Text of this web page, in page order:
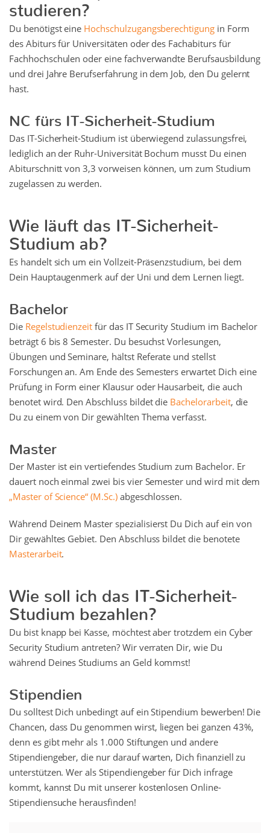
studieren?
Du benötigst eine Hochschulzugangsberechtigungin Form
des Abiturs für Universitäten oder des Fachabiturs für
Fachhochschulen oder eine fachverwandte Berufsausbildung
und drei Jahre Berufserfahrung in dem Job, den Du gelernt
hast.
NC fürs IT-Sicherheit-Studium
Das IT-Sicherheit-Studium ist überwiegend zulassungsfrei,
lediglich an der Ruhr-Universität Bochum musst Du einen
Abiturschnitt von 3,3 vorweisen können, um zum Studium
zugelassen zu werden.
Wie läuft das IT-Sicherheit-
Studium ab?
Es handelt sich um ein Vollzeit-Präsenzstudium, bei dem
Dein Hauptaugenmerk auf der Uni und dem Lernen liegt.
Bachelor
Die Regelstudienzeit für das IT Security Studium im Bachelor
beträgt 6 bis 8 Semester. Du besuchst Vorlesungen,
Übungen und Seminare, hältst Referate und stellst
Forschungen an. Am Ende des Semesters erwartet Dich eine
Prüfung in Form einer Klausur oder Hausarbeit, die auch
benotet wird. Den Abschluss bildet die Bachelorarbeit, die
Du zu einem von Dir gewählten Thema verfasst.
Master
Der Master ist ein vertiefendes Studium zum Bachelor. Er
dauert noch einmal zwei bis vier Semester und wird mit dem
„Master of Science“ (M.Sc.)abgeschlossen.
Während Deinem Master spezialisierst Du Dich auf ein von
Dir gewähltes Gebiet. Den Abschluss bildet die benotete
Masterarbeit.
Wie soll ich das IT-Sicherheit-
Studium bezahlen?
Du bist knapp bei Kasse, möchtest aber trotzdem ein Cyber
Security Studium antreten? Wir verraten Dir, wie Du
während Deines Studiums an Geld kommst!
Stipendien
Du solltest Dich unbedingt auf ein Stipendium bewerben! Die
Chancen, dass Du genommen wirst, liegen bei ganzen 43%,
denn es gibt mehr als 1.000 Stiftungen und andere
Stipendiengeber, die nur darauf warten, Dich finanziell zu
unterstützen. Wer als Stipendiengeber für Dich infrage
kommt, kannst Du mit unserer kostenlosen Online-
Stipendiensuche herausfinden!